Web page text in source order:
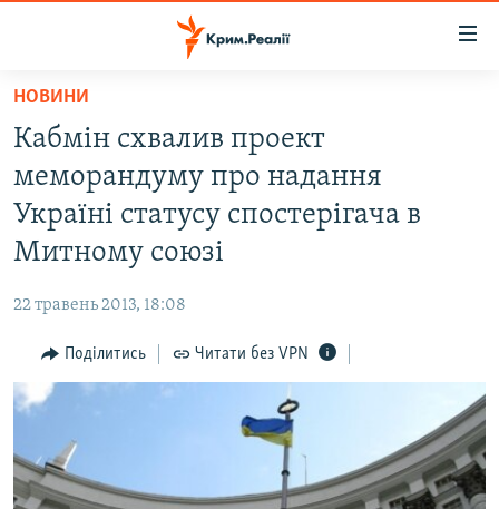
Перейти
основного
матеріалу
Перейти
до
основної
Перейти
пошуку
НОВИНИ
ВІДЕО ТА ФОТО
ПОЛІТИКА
ПОГЛЯД
ІНТЕРВ'Ю
ВСЕ ЗА ДЕНЬ
СПЕЦПРОЕКТИ
ДЕПОРТАЦІЯ
ЯК ОБІЙТИ БЛОКУВАННЯ
НОВИНИ
Кабмiн схвалив проект
меморандуму про надання
Українi статусу спостерiгача в
Митному союзі
22 травень 2013, 18:08
Поділитись Читати без VPN